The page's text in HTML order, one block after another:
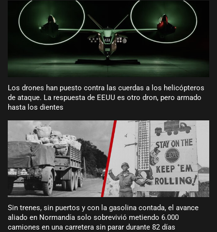
Los drones han puesto contra las cuerdas a los helicópteros
de ataque. La respuesta de EEUU es otro dron, pero armado
hasta los dientes
Sin trenes, sin puertos y con la gasolina contada, el avance
aliado en Normandía solo sobrevivió metiendo 6.000
camiones en una carretera sin parar durante 82 días